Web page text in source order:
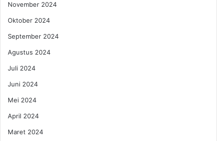
November 2024
Oktober 2024
September 2024
Agustus 2024
Juli 2024
Juni 2024
Mei 2024
April 2024
Maret 2024